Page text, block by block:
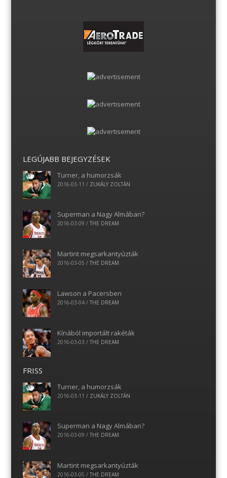
LEGÚJABB BEJEGYZÉSEK
Turner, a humorzsák
2016-03-11 / ZUKÁLY ZOLTÁN
Superman a Nagy Almában?
2016-03-09 / THE DREAM
Martint megsarkantyúzták
2016-03-05 / THE DREAM
Lawson a Pacersben
2016-03-04/ THE DREAM
Kínából importált rakéták
2016-03-03 / THE DREAM
FRISS
Turner, a humorzsák
2016-03-11 / ZUKÁLY ZOLTÁN
Superman a Nagy Almában?
2016-03-09 / THE DREAM
Martint megsarkantyúzták
2016-03-05 / THE DREAM